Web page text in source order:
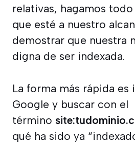
relativas, hagamos
que esté a nuestro
demostrar que nuestra
digna de ser indexada.
La forma más rápida es
Google y buscar con el
término
qué ha sido ya